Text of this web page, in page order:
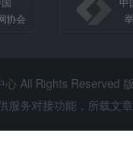
协会
All Rights Reserved
服务对接功能，所载文